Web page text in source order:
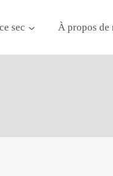
sec À propos de